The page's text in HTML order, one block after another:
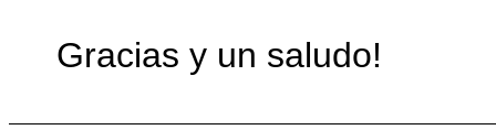
Gracias y un saludo!